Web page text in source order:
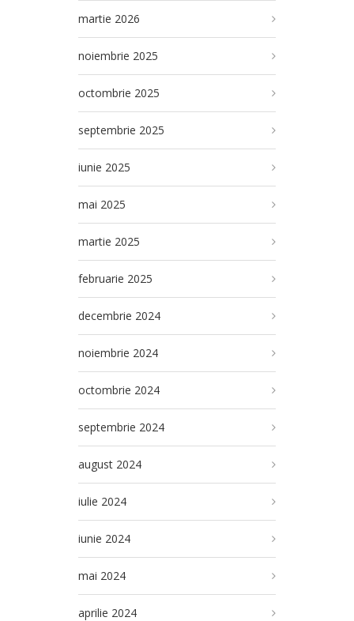
martie 2026
noiembrie 2025
octombrie 2025
septembrie 2025
iunie 2025
mai 2025
martie 2025
februarie 2025
decembrie 2024
noiembrie 2024
octombrie 2024
septembrie 2024
august 2024
iulie 2024
iunie 2024
mai 2024
aprilie 2024